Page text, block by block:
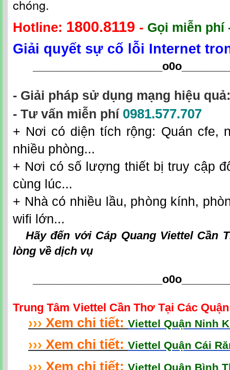
chóng.
Hotline: 1800.8119 - Gọi miễn phí
Giải quyết sự cố lỗi Internet
_____________________o0o
- Giải pháp sử dụng mạng hiệu quả:
- Tư vấn miễn phí 0981.577.707
+ Nơi có diện tích rộng: Quán cfe,
nhiều phòng...
+ Nơi có số lượng thiết bị truy cập
cùng lúc...
+ Nhà có nhiều lầu, phòng kính,
wifi lớn...
Hãy đến với Cáp Quang Viettel Cần
lòng về dịch vụ
_____________________o0o
Trung Tâm Viettel Cần Thơ Tại Các
››› Xem chi tiết: Viettel Quận Ninh
››› Xem chi tiết: Viettel Quận Cái
››› Xem chi tiết: Viettel Quận Bình